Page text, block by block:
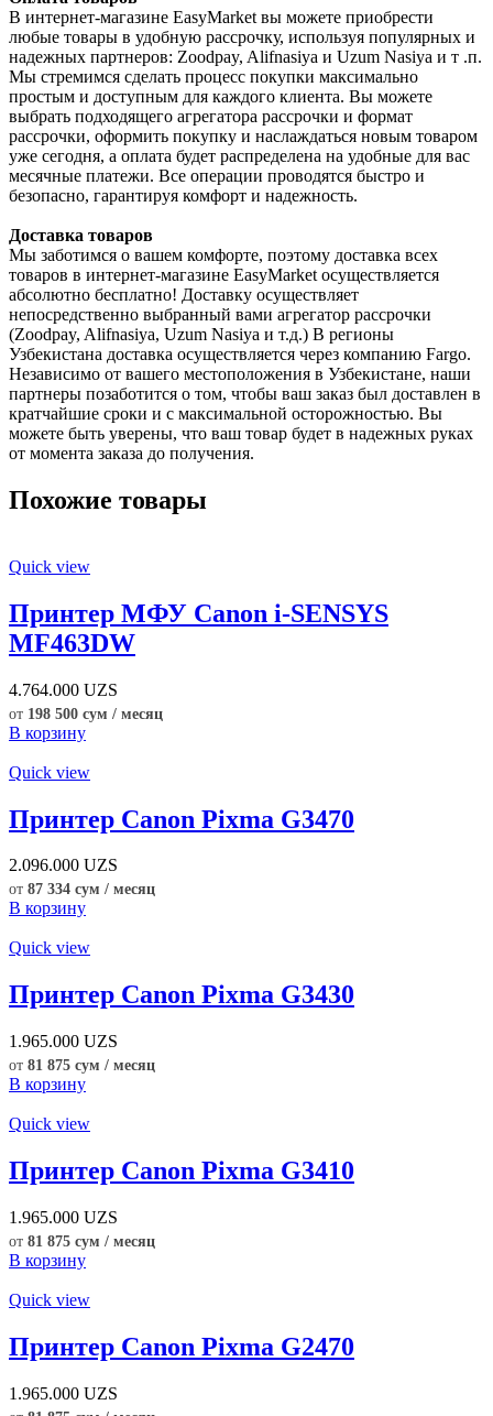
В интернет-магазине EasyMarket вы можете приобрести
любые товары в удобную рассрочку, используя популярных и
надежных партнеров: Zoodpay, Alifnasiya и Uzum Nasiya и т .п.
Мы стремимся сделать процесс покупки максимально
простым и доступным для каждого клиента. Вы можете
выбрать подходящего агрегатора рассрочки и формат
рассрочки, оформить покупку и наслаждаться новым товаром
уже сегодня, а оплата будет распределена на удобные для вас
месячные платежи. Все операции проводятся быстро и
безопасно, гарантируя комфорт и надежность.
Доставка товаров
Мы заботимся о вашем комфорте, поэтому доставка всех
товаров в интернет-магазине EasyMarket осуществляется
абсолютно бесплатно! Доставку осуществляет
непосредственно выбранный вами агрегатор рассрочки
(Zoodpay, Alifnasiya, Uzum Nasiya и т.д.) В регионы
Узбекистана доставка осуществляется через компанию Fargo.
Независимо от вашего местоположения в Узбекистане, наши
партнеры позаботится о том, чтобы ваш заказ был доставлен в
кратчайшие сроки и с максимальной осторожностью. Вы
можете быть уверены, что ваш товар будет в надежных руках
от момента заказа до получения.
Похожие товары
Quick view
Принтер МФУ Canon i-SENSYS
MF463DW
4.764.000 UZS
от 198 500 сум / месяц
В корзину
Quick view
Принтер Canon Pixma G3470
2.096.000 UZS
от 87 334 сум / месяц
В корзину
Quick view
Принтер Canon Pixma G3430
1.965.000 UZS
от 81 875 сум / месяц
В корзину
Quick view
Принтер Canon Pixma G3410
1.965.000 UZS
от 81 875 сум / месяц
В корзину
Quick view
Принтер Canon Pixma G2470
1.965.000 UZS